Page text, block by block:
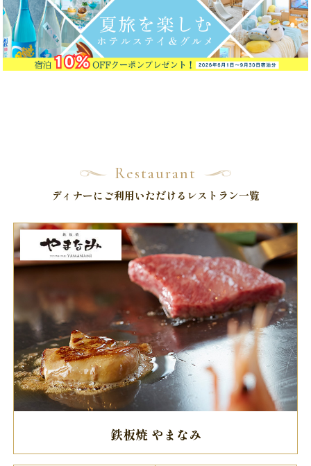
Restaurant
ディナーにご利用いただけるレストラン一覧
鉄板焼 やまなみ